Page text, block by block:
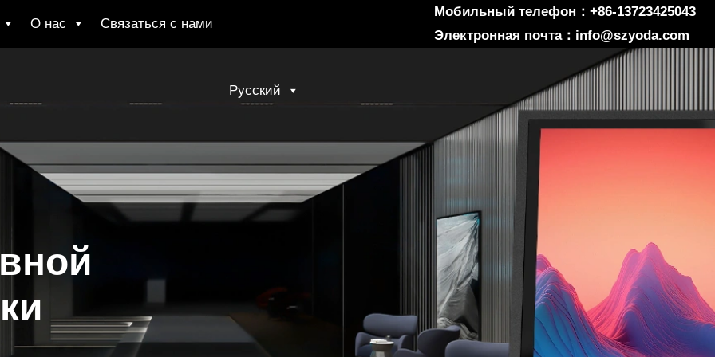
О нас Связаться с нами
Русский
Мобильный телефон：+86-13723425043
Электронная почта：info@szyoda.com